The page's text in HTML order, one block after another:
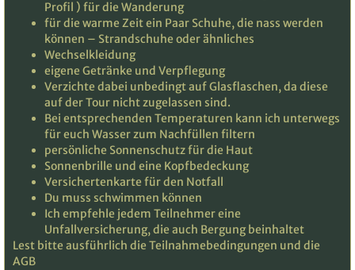
Profil ) für die Wanderung
für die warme Zeit ein Paar Schuhe, die nass werden
können – Strandschuhe oder ähnliches
Wechselkleidung
eigene Getränke und Verpflegung
Verzichte dabei unbedingt auf Glasflaschen, da diese
auf der Tour nicht zugelassen sind.
Bei entsprechenden Temperaturen kann ich unterwegs
für euch Wasser zum Nachfüllen filtern
persönliche Sonnenschutz für die Haut
Sonnenbrille und eine Kopfbedeckung
Versichertenkarte für den Notfall
Du muss schwimmen können
Ich empfehle jedem Teilnehmer eine
Unfallversicherung, die auch Bergung beinhaltet
Lest bitte ausführlich die Teilnahmebedingungen und die
AGB